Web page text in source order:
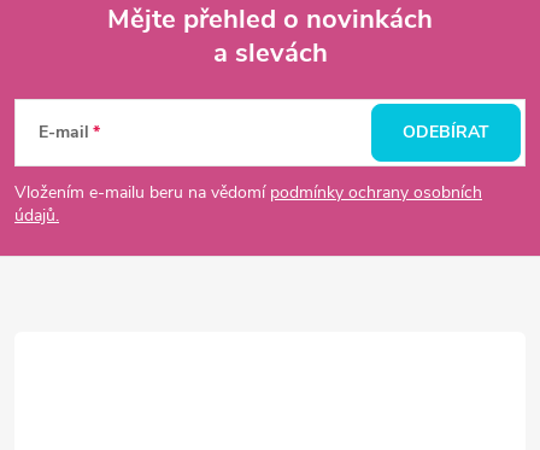
p
a
Mějte přehled o novinkách
a slevách
E-mail
Vložením e-mailu beru na vědomí podmínky ochrany osobních
údajů.
ODEBÍRAT